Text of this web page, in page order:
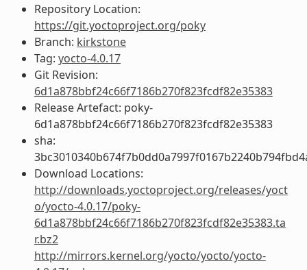
Repository Location:
https://git.yoctoproject.org/poky
Branch: kirkstone
Tag: yocto-4.0.17
Git Revision:
6d1a878bbf24c66f7186b270f823fcdf82e35383
Release Artefact: poky-
6d1a878bbf24c66f7186b270f823fcdf82e35383
sha:
Download Locations:
http://downloads.yoctoproject.org/releases/yoct
o/yocto-4.0.17/poky-
6d1a878bbf24c66f7186b270f823fcdf82e35383.ta
r.bz2
http://mirrors.kernel.org/yocto/yocto/yocto-